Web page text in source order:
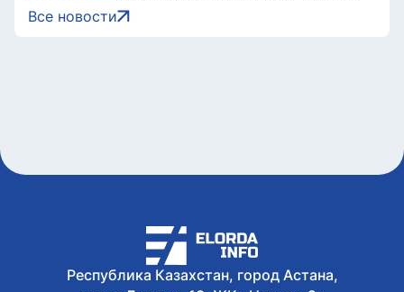
рассмотрение: подсудимому не дали
последнее слово
В Астане 9 августа перекроют ряд
дорог из-за фестиваля Jüregımnıñ
Jenımpazy
6 августа, 2026
Все новости
Республика Казахстан, город Астана,